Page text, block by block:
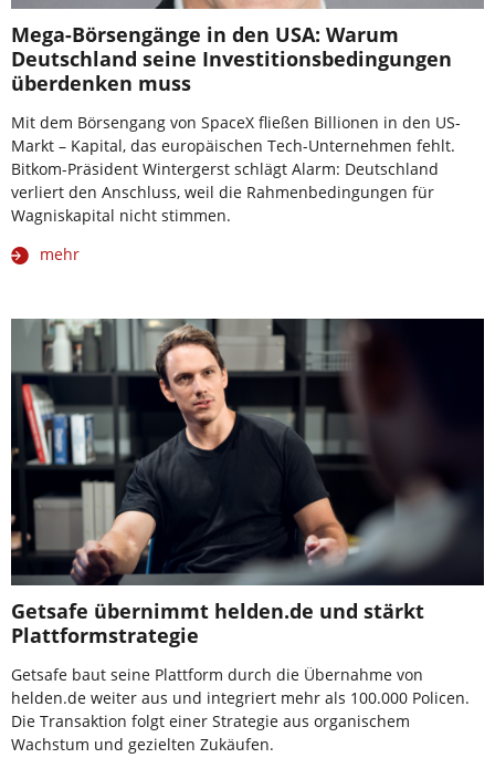
Mega-Börsengänge in den USA: Warum
Deutschland seine Investitionsbedingungen
überdenken muss
Mit dem Börsengang von SpaceX fließen Billionen in den US-
Markt – Kapital, das europäischen Tech-Unternehmen fehlt.
Bitkom-Präsident Wintergerst schlägt Alarm: Deutschland
verliert den Anschluss, weil die Rahmenbedingungen für
Wagniskapital nicht stimmen.
mehr
Getsafe übernimmt helden.de und stärkt
Plattformstrategie
Getsafe baut seine Plattform durch die Übernahme von
helden.de weiter aus und integriert mehr als 100.000 Policen.
Die Transaktion folgt einer Strategie aus organischem
Wachstum und gezielten Zukäufen.